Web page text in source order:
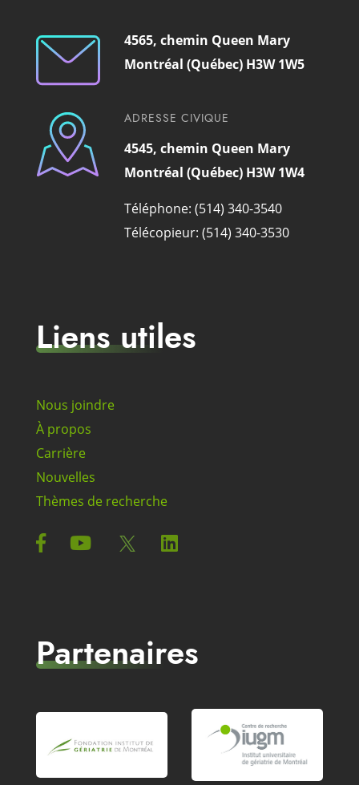
4565, chemin Queen Mary
Montréal (Québec) H3W 1W5
ADRESSE CIVIQUE
4545, chemin Queen Mary
Montréal (Québec) H3W 1W4
Téléphone: (514) 340-3540
Télécopieur: (514) 340-3530
Liens utiles
Nous joindre
À propos
Carrière
Nouvelles
Thèmes de recherche
Partenaires